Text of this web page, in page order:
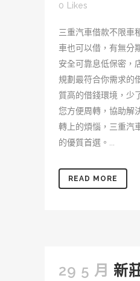
0 Likes
三重汽車借款不限車
車也可以借，有無分
安全可靠息低保密，
規劃最符合你需求的
質高的借錢環境，少
您方便周轉，協助解
轉上的煩惱，三重汽
的優質首選。...
READ MORE
29 5 月 新